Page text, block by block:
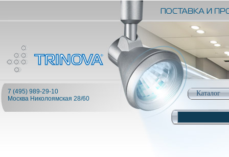
7 (495) 989-29-10
Москва Николоямская 28/60
Каталог